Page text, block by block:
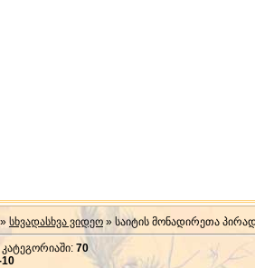
» სხვადასხვა ვიდეო » საიტის მონადირეთა
: 70
10